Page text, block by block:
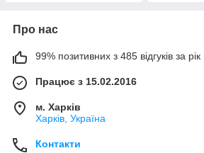
Про нас
99% позитивних з 485 відгуків за рік
Працює з 15.02.2016
м. Харків
Харків, Україна
Контакти